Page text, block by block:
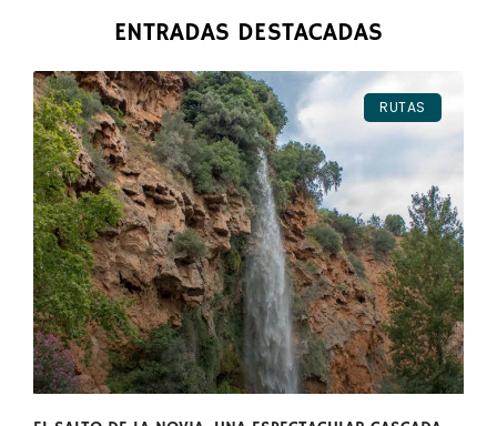
ENTRADAS DESTACADAS
RUTAS